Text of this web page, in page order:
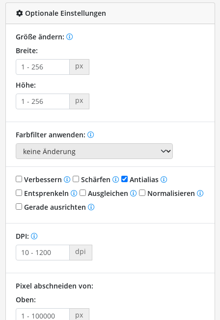
Optionale Einstellungen
Größe ändern:
Breite:
px
Höhe:
px
Farbfilter anwenden:
Verbessern Schärfen
Antialias
Entsprenkeln
Ausgleichen
Normalisieren
Gerade ausrichten
DPI:
dpi
Pixel abschneiden von:
Oben:
px